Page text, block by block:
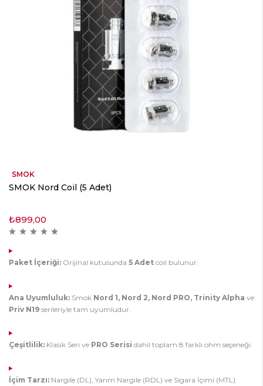
SMOK
SMOK Nord Coil (5 Adet)
₺899,00
Paket İçeriği: Orijinal kutusunda 5 Adet coil bulunur.
Ana Uyumluluk: Smok Nord 1, Nord 2, Nord PRO, Trinity Alpha ve
Priv N19 serileriyle tam uyumludur.
Çeşitlilik: Klasik Seri ve PRO Serisi dahil toplam 8 farklı ohm seçeneği.
İçim Tarzı: Nargile (DL), Yarım Nargile (RDL) ve Sigara İçimi (MTL)